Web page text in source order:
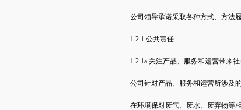
公司领导承诺采取各种方式、方法
1.2.1 公共责任
1.2.1a 关注产品、服务和运营带来
公司针对产品、服务和运营所涉及
在环境保对废气、废水、废弃物等